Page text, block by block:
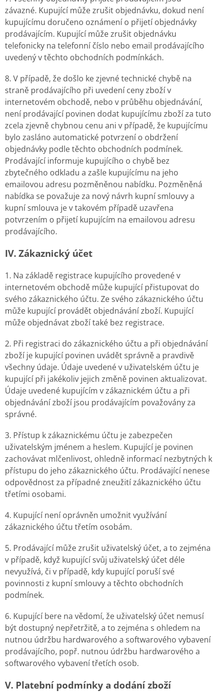
závazné. Kupující může zrušit objednávku, dokud není
kupujícímu doručeno oznámení o přijetí objednávky
prodávajícím. Kupující může zrušit objednávku
telefonicky na telefonní číslo nebo email prodávajícího
uvedený v těchto obchodních podmínkách.
8. V případě, že došlo ke zjevné technické chybě na
straně prodávajícího při uvedení ceny zboží v
internetovém obchodě, nebo v průběhu objednávání,
není prodávající povinen dodat kupujícímu zboží za tuto
zcela zjevně chybnou cenu ani v případě, že kupujícímu
bylo zasláno automatické potvrzení o obdržení
objednávky podle těchto obchodních podmínek.
Prodávající informuje kupujícího o chybě bez
zbytečného odkladu a zašle kupujícímu na jeho
emailovou adresu pozměněnou nabídku. Pozměněná
nabídka se považuje za nový návrh kupní smlouvy a
kupní smlouva je v takovém případě uzavřena
potvrzením o přijetí kupujícím na emailovou adresu
prodávajícího.
IV. Zákaznický účet
1. Na základě registrace kupujícího provedené v
internetovém obchodě může kupující přistupovat do
svého zákaznického účtu. Ze svého zákaznického účtu
může kupující provádět objednávání zboží. Kupující
může objednávat zboží také bez registrace.
2. Při registraci do zákaznického účtu a při objednávání
zboží je kupující povinen uvádět správně a pravdivě
všechny údaje. Údaje uvedené v uživatelském účtu je
kupující při jakékoliv jejich změně povinen aktualizovat.
Údaje uvedené kupujícím v zákaznickém účtu a při
objednávání zboží jsou prodávajícím považovány za
správné.
3. Přístup k zákaznickému účtu je zabezpečen
uživatelským jménem a heslem. Kupující je povinen
zachovávat mlčenlivost, ohledně informací nezbytných k
přístupu do jeho zákaznického účtu. Prodávající nenese
odpovědnost za případné zneužití zákaznického účtu
třetími osobami.
4. Kupující není oprávněn umožnit využívání
zákaznického účtu třetím osobám.
5. Prodávající může zrušit uživatelský účet, a to zejména
v případě, když kupující svůj uživatelský účet déle
nevyužívá, či v případě, kdy kupující poruší své
povinnosti z kupní smlouvy a těchto obchodních
podmínek.
6. Kupující bere na vědomí, že uživatelský účet nemusí
být dostupný nepřetržitě, a to zejména s ohledem na
nutnou údržbu hardwarového a softwarového vybavení
prodávajícího, popř. nutnou údržbu hardwarového a
softwarového vybavení třetích osob.
V. Platební podmínky a dodání zboží